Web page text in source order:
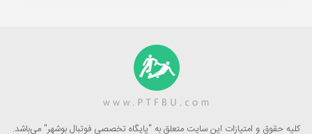
کلیه حقوق و امتیازات این سایت متعلق به "پایگاه تخصصی فوتبال بوشهر" می‌باشد.